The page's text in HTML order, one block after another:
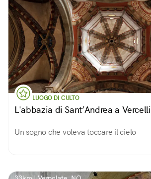
LUOGO DI CULTO
L'abbazia di Sant’Andrea a Vercelli
Un sogno che voleva toccare il cielo